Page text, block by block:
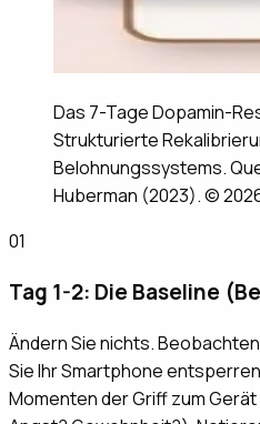
Das 7-Tage Dopamin-
Strukturierte
Belohnungssystems.
Huberman (2023). ©
01
Tag 1-2: Die Baseline
Ändern Sie nichts.
Sie Ihr Smartphone
Momenten der Griff zum